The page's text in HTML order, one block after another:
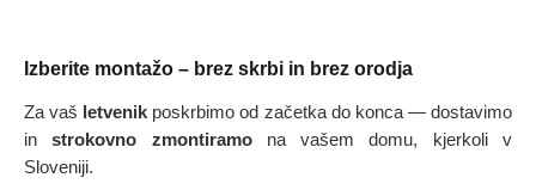
Izberite montažo – brez skrbi in brez orodja
Za vaš letvenik poskrbimo od začetka do konca — dostavimo
instrokovno zmontiramona vašem domu, kjerkoli v
Sloveniji.